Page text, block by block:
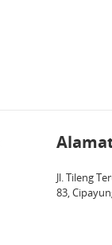
Jl. Tileng
83,